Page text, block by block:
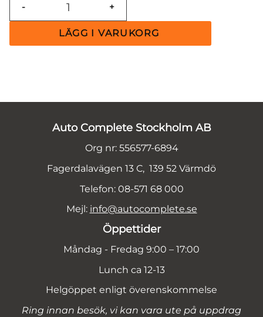
+
-
Auto Complete Stockholm AB
Org nr: 556577-6894
Fagerdalavägen 13 C, 139 52 Värmdö
Telefon: 08-571 68 000
Mejl: info@autocomplete.se
Öppettider
Måndag - Fredag 9:00 – 17:00
Lunch ca 12-13
Helgöppet enligt överenskommelse
Ring innan besök, vi kan vara ute på uppdrag